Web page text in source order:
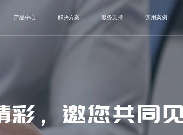
产品中心 解决方案 服务支持 实用案例